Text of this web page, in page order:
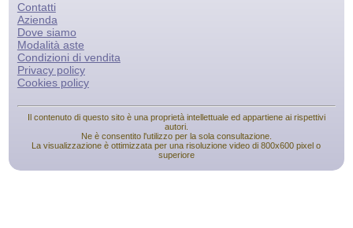
Contatti
Azienda
Dove siamo
Modalità aste
Condizioni di vendita
Privacy policy
Cookies policy
Il contenuto di questo sito è una proprietà intellettuale ed appartiene ai rispettivi
autori.
Ne è consentito l'utilizzo per la sola consultazione.
La visualizzazione è ottimizzata per una risoluzione video di 800x600 pixel o
superiore